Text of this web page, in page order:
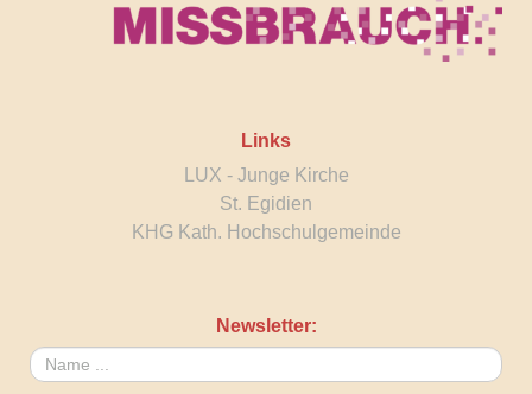
Links
LUX - Junge Kirche
St. Egidien
KHG Kath. Hochschulgemeinde
Newsletter: